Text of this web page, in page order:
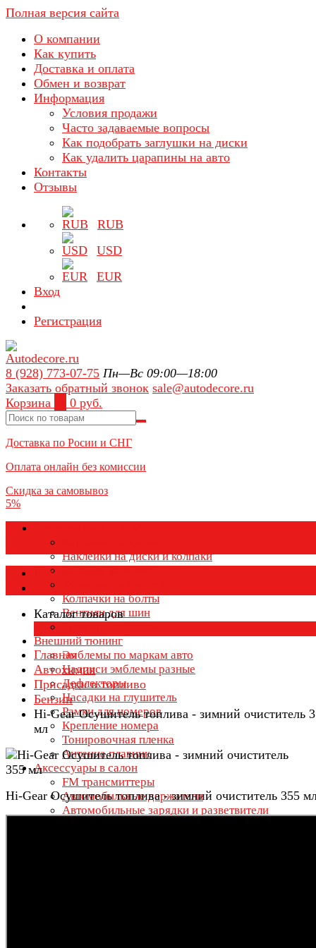
Полная версия сайта
О компании
Как купить
Доставка и оплата
Обмен и возврат
Информация
Условия продажи
Часто задаваемые вопросы
Как подобрать заглушки на диски
Как удалить царапины на авто
Контакты
Отзывы
RUB
USD
EUR
Вход
Регистрация
8 (928) 773-07-75 Пн—Вс 09:00—18:00
Заказать обратный звонок sale@autodecore.ru
Корзина
0 руб.
Доставка по Росии и СНГ
Оплата онлайн без комиссии
Скидка за самовывоз
5%
Наклейки на диски и колпаки
Колпаки на колеса
Колпачки на болты
Вентили для шин
Внешний тюнинг
Эмблемы по маркам авто
Надписи эмблемы разные
Дефлекторы
Насадки на глушитель
Рамки для номеров
Крепление номера
Тонировочная пленка
Антенна плавник
Аксессуары в салон
FM трансмиттеры
Автомобильные держатели
Автомобильные зарядки и разветвители
Каталог товаров
Каталог товаров
Главная
Автохимия
Присадки в топливо
Бензин
Hi-Gear Осушитель топлива - зимний очиститель
мл
Hi-Gear Осушитель топлива - зимний очиститель 355